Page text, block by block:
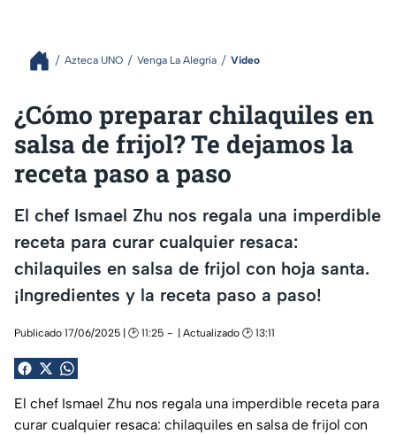
Azteca UNO Venga La Alegría Video
¿Cómo preparar chilaquiles en
salsa de frijol? Te dejamos la
receta paso a paso
El chef Ismael Zhu nos regala una imperdible
receta para curar cualquier resaca:
chilaquiles en salsa de frijol con hoja santa.
¡Ingredientes y la receta paso a paso!
Publicado 17/06/2025 | 🕑 11:25 | Actualizado 🕑 13:11
El chef Ismael Zhu nos regala una imperdible receta para
curar cualquier resaca: chilaquiles en salsa de frijol con